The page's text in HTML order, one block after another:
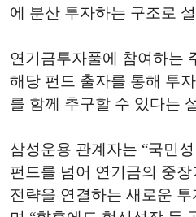
에 분산 투자하는 구조로
연기금투자풀에 참여하는
해당 펀드 출자를 통해 투
를 함께 추구할 수 있다는
삼성운용 관계자는 “국민
펀드를 넘어 연기금의 중
전략을 연결하는 새로운